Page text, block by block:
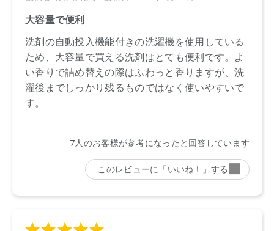
【メーカー品番】
店舗でお問い合わせの際には、下記品番をお伝え下さい。
4589784677906
※通常はご注文より１～３営業日での発送となります。
商品によっては、お届けまで１～２週間かかる場合がござい
ますので予めご了承ください。
※代引き不可商品です。別の決済方法をご選択ください。
合がございます。
●パッケージのリニューアル等の理由により、成分・処方が記
載と異なる場合がございます。
●予告なくパッケージ仕様が変更になる場合がございます。